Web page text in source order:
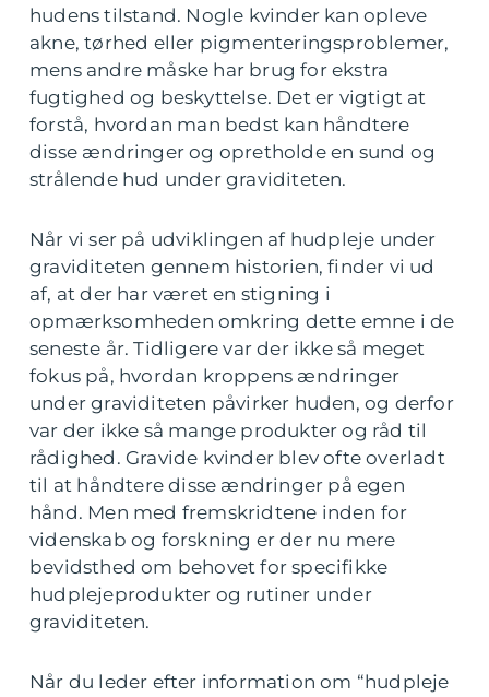
hudens tilstand. Nogle kvinder kan opleve
akne, tørhed eller pigmenteringsproblemer,
mens andre måske har brug for ekstra
fugtighed og beskyttelse. Det er vigtigt at
forstå, hvordan man bedst kan håndtere
disse ændringer og opretholde en sund og
strålende hud under graviditeten.
Når vi ser på udviklingen af hudpleje under
graviditeten gennem historien, finder vi ud
af, at der har været en stigning i
opmærksomheden omkring dette emne i de
seneste år. Tidligere var der ikke så meget
fokus på, hvordan kroppens ændringer
under graviditeten påvirker huden, og derfor
var der ikke så mange produkter og råd til
rådighed. Gravide kvinder blev ofte overladt
til at håndtere disse ændringer på egen
hånd. Men med fremskridtene inden for
videnskab og forskning er der nu mere
bevidsthed om behovet for specifikke
hudplejeprodukter og rutiner under
graviditeten.
Når du leder efter information om “hudpleje